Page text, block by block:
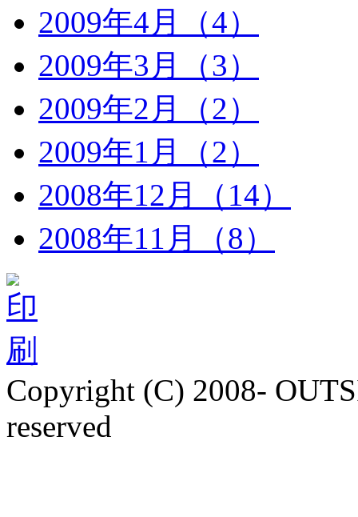
2009年4月（4）
2009年3月（3）
2009年2月（2）
2009年1月（2）
2008年12月（14）
2008年11月（8）
Copyright (C) 2008-
reserved